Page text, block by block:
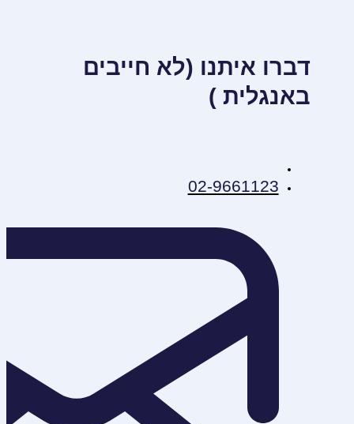
דברו איתנו (לא חייבים
באנגלית )
02-9661123